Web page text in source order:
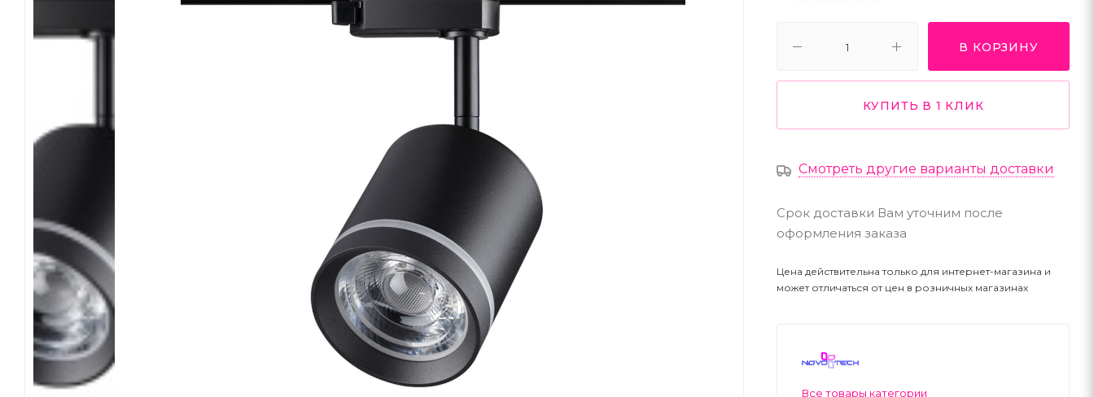
В КОРЗИНУ
КУПИТЬ В 1 КЛИК
Смотреть другие варианты доставки
Срок доставки Вам уточним после
оформления заказа
Цена действительна только для интернет-магазина и
может отличаться от цен в розничных магазинах
Все товары категории